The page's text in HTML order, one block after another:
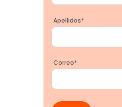
Apellidos*
Correo*